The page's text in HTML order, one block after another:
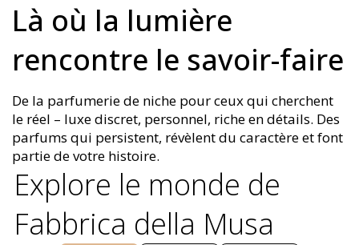
Là où la lumière
rencontre le savoir-faire
De la parfumerie de niche pour ceux qui cherchent
le réel – luxe discret, personnel, riche en détails. Des
parfums qui persistent, révèlent du caractère et font
partie de votre histoire.
Explore le monde de
Fabbrica della Musa